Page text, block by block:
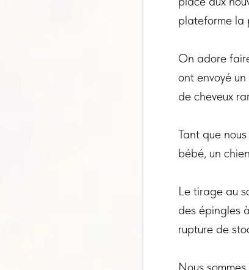
plateforme la
On adore
ont envoyé
de cheveux
Tant que
bébé, un
Le tirage au
des épingles
rupture de
Nous